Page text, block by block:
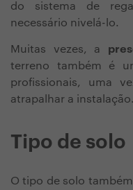
do sistema de
necessário nivelá-lo.
Muitas vezes, a
terreno também é
profissionais, uma
atrapalhar a instalação.
Tipo de solo
O tipo de solo